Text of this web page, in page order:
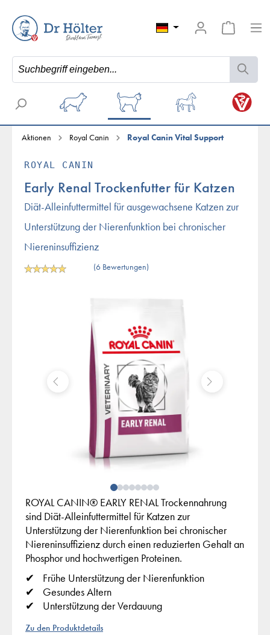
Aktionen Royal Canin Royal Canin Vital Support
ROYAL CANIN
Early Renal Trockenfutter für Katzen
Diät-Alleinfuttermittel für ausgewachsene Katzen zur
Unterstützung der Nierenfunktion bei chronischer
Niereninsuffizienz
(6 Bewertungen)
ROYAL CANIN® EARLY RENAL Trockennahrung
sind Diät-Alleinfuttermittel für Katzen zur
Unterstützung der Nierenfunktion bei chronischer
Niereninsuffizienz durch einen reduzierten Gehalt an
Phosphor und hochwertigen Proteinen.
Frühe Unterstützung der Nierenfunktion
Gesundes Altern
Unterstützung der Verdauung
Zu den Produktdetails